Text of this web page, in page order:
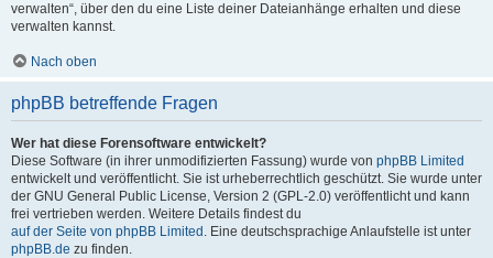
verwalten“, über den du eine Liste deiner Dateianhänge erhalten und diese
verwalten kannst.
Nach oben
phpBB betreffende Fragen
Wer hat diese Forensoftware entwickelt?
Diese Software (in ihrer unmodifizierten Fassung) wurde von phpBB Limited
entwickelt und veröffentlicht. Sie ist urheberrechtlich geschützt. Sie wurde unter
der GNU General Public License, Version 2 (GPL-2.0) veröffentlicht und kann
frei vertrieben werden. Weitere Details findest du
auf der Seite von phpBB Limited . Eine deutschsprachige Anlaufstelle ist unter
phpBB.de zu finden.